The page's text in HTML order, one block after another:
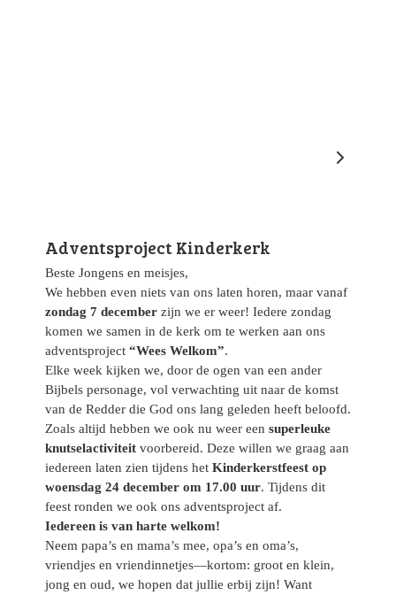
Adventsproject Kinderkerk
Beste Jongens en meisjes,
We hebben even niets van ons laten horen, maar vanaf
zondag 7 december zijn we er weer! Iedere zondag
komen we samen in de kerk om te werken aan ons
adventsproject “Wees Welkom”.
Elke week kijken we, door de ogen van een ander
Bijbels personage, vol verwachting uit naar de komst
van de Redder die God ons lang geleden heeft beloofd.
Zoals altijd hebben we ook nu weer een superleuke
knutselactiviteit voorbereid. Deze willen we graag aan
iedereen laten zien tijdens het Kinderkerstfeest op
woensdag 24 december om 17.00 uur. Tijdens dit
feest ronden we ook ons adventsproject af.
Iedereen is van harte welkom!
Neem papa’s en mama’s mee, opa’s en oma’s,
vriendjes en vriendinnetjes—kortom: groot en klein,
jong en oud, we hopen dat jullie erbij zijn! Want